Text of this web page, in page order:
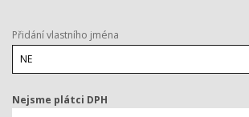
Přidání vlastního jména
Nejsme plátci DPH